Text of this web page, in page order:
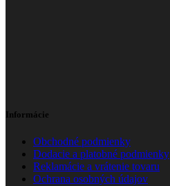
Informácie
Obchodné podmienky
Dodacie a platobné podmienky
Reklamácie a vrátenie tovaru
Ochrana osobných údajov